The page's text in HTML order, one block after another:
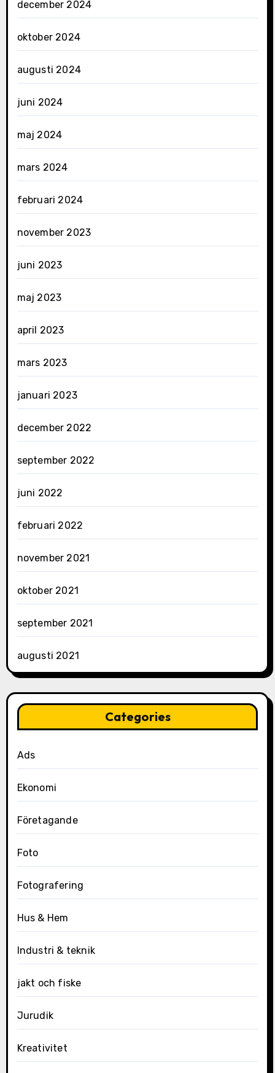
december 2024
oktober 2024
augusti 2024
juni 2024
maj 2024
mars 2024
februari 2024
november 2023
juni 2023
maj 2023
april 2023
mars 2023
januari 2023
december 2022
september 2022
juni 2022
februari 2022
november 2021
oktober 2021
september 2021
augusti 2021
Categories
Ads
Ekonomi
Företagande
Foto
Fotografering
Hus & Hem
Industri & teknik
jakt och fiske
Jurudik
Kreativitet